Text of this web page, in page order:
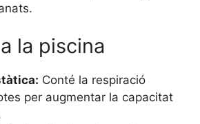
la piscina
Conté la respiració
per augmentar la capacitat